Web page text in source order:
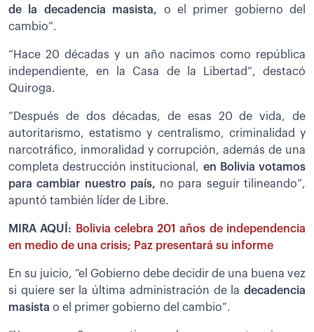
de la decadencia masista, o el primer gobierno del
cambio”.
“Hace 20 décadas y un año nacimos como república
independiente, en la Casa de la Libertad”, destacó
Quiroga.
”Después de dos décadas, de esas 20 de vida, de
autoritarismo, estatismo y centralismo, criminalidad y
narcotráfico, inmoralidad y corrupción, además de una
completa destrucción institucional, en Bolivia votamos
para cambiar nuestro país, no para seguir tilineando”,
apuntó también líder de Libre.
MIRA AQUÍ:
Bolivia celebra 201 años de independencia
en medio de una crisis; Paz presentará su informe
En su juicio, “el Gobierno debe decidir de una buena vez
si quiere ser la última administración de la decadencia
masista o el primer gobierno del cambio”.